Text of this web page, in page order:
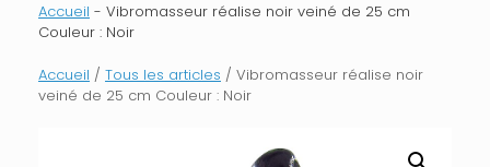
Accueil - Vibromasseur réalise noir veiné de 25 cm
Couleur : Noir
Accueil / Tous les articles / Vibromasseur réalise noir
veiné de 25 cm Couleur : Noir